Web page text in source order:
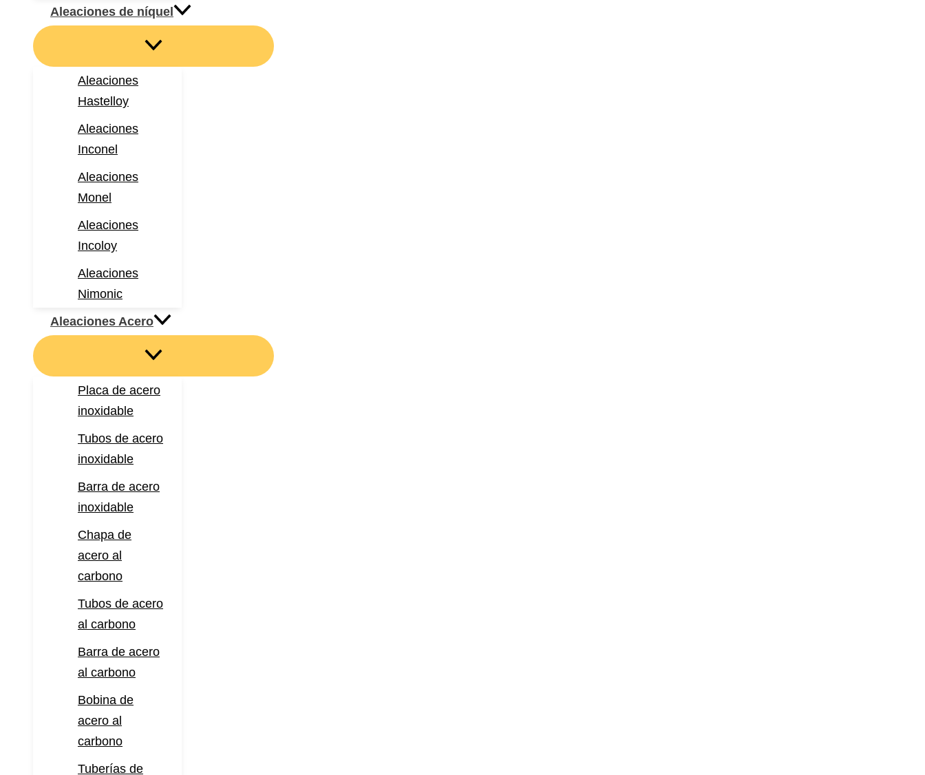
Aleaciones de níquel
Aleaciones
Hastelloy
Aleaciones
Inconel
Aleaciones
Monel
Aleaciones
Incoloy
Aleaciones
Nimonic
Aleaciones Acero
Placa de acero
inoxidable
Tubos de acero
inoxidable
Barra de acero
inoxidable
Chapa de
acero al
carbono
Tubos de acero
al carbono
Barra de acero
al carbono
Bobina de
acero al
carbono
Tuberías de